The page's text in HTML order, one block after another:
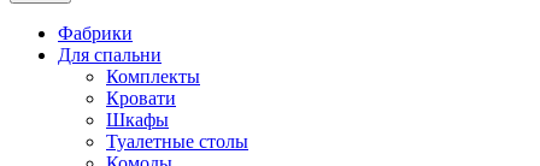
Фабрики
Для спальни
Комплекты
Кровати
Шкафы
Туалетные столы